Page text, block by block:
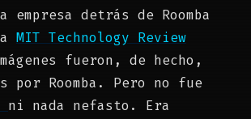
detrás de Roomba
MIT Technology Review
fueron, de hecho,
por Roomba. Pero no fue
ni nada nefasto. Era